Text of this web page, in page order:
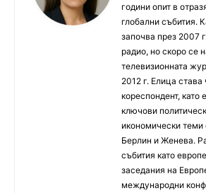
години опит в
глобални събития.
започва през 2007
радио, но скоро се
телевизионната
2012 г. Елица
кореспондент, като
ключови
икономически теми
Берлин и Женева.
събития като
заседания на
международни